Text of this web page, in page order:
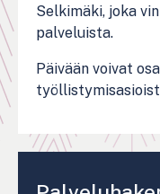
Selkimäki, joka
palveluista.
Päivään voivat